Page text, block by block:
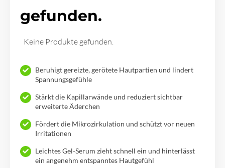
gefunden.
Keine Produkte gefunden.
Beruhigt gereizte, gerötete Hautpartien und lindert
Spannungsgefühle
Stärkt die Kapillarwände und reduziert sichtbar
erweiterte Äderchen
Fördert die Mikrozirkulation und schützt vor neuen
Irritationen
Leichtes Gel-Serum zieht schnell ein und hinterlässt
ein angenehm entspanntes Hautgefühl